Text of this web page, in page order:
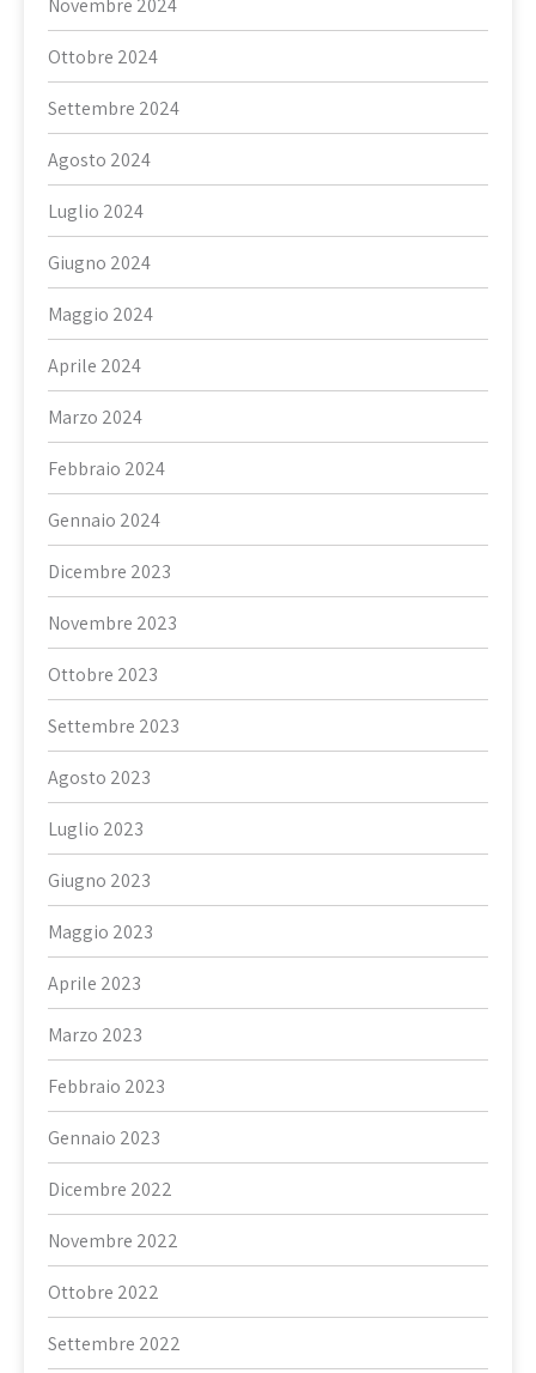
Novembre 2024
Ottobre 2024
Settembre 2024
Agosto 2024
Luglio 2024
Giugno 2024
Maggio 2024
Aprile 2024
Marzo 2024
Febbraio 2024
Gennaio 2024
Dicembre 2023
Novembre 2023
Ottobre 2023
Settembre 2023
Agosto 2023
Luglio 2023
Giugno 2023
Maggio 2023
Aprile 2023
Marzo 2023
Febbraio 2023
Gennaio 2023
Dicembre 2022
Novembre 2022
Ottobre 2022
Settembre 2022